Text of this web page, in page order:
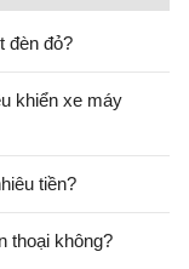
đèn đỏ?
khiển xe máy
tiền?
thoại không?